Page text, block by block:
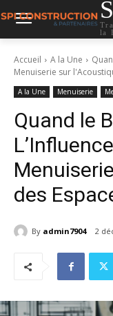
la
Accueil A la Une
Menuiserie sur
A la Une Menuiserie
Quand le
des
By admin7904 2